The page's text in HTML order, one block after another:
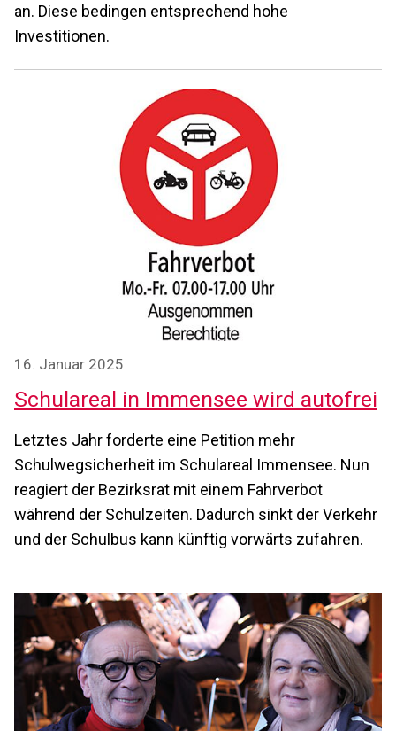
an. Diese bedingen entsprechend hohe
Investitionen.
16. Januar 2025
Schulareal in Immensee wird autofrei
Letztes Jahr forderte eine Petition mehr
Schulwegsicherheit im Schulareal Immensee. Nun
reagiert der Bezirksrat mit einem Fahrverbot
während der Schulzeiten. Dadurch sinkt der Verkehr
und der Schulbus kann künftig vorwärts zufahren.